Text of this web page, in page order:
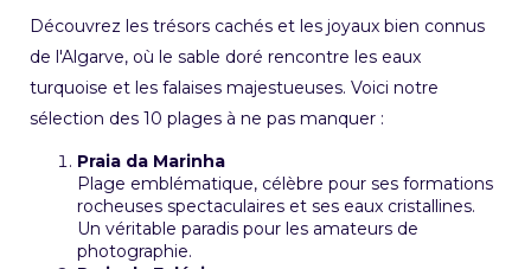
Découvrez les trésors cachés et les joyaux bien connus
de l'Algarve, où le sable doré rencontre les eaux
turquoise et les falaises majestueuses. Voici notre
sélection des 10 plages à ne pas manquer :
Praia da Marinha
Plage emblématique, célèbre pour ses formations
rocheuses spectaculaires et ses eaux cristallines.
Un véritable paradis pour les amateurs de
photographie.